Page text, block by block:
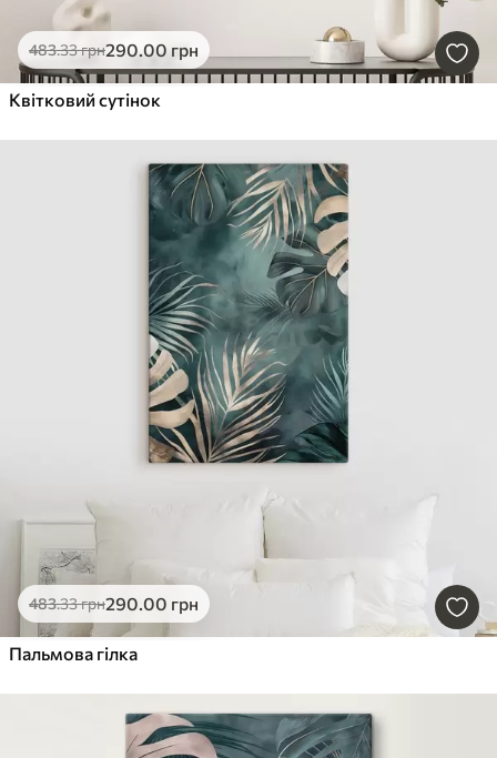
483.33грн290.00 грн
Квітковий сутінок
483.33грн290.00 грн
Пальмова гілка